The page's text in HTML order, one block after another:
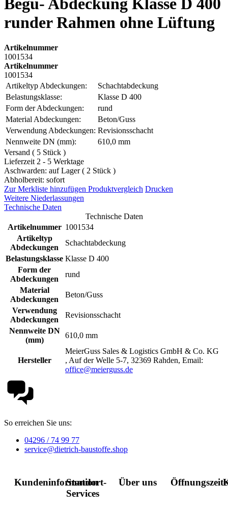
Begu- Abdeckung Klasse D 400
runder Rahmen ohne Lüftung
Artikelnummer
1001534
Artikelnummer
1001534
Artikeltyp Abdeckungen:
Schachtabdeckung
Belastungsklasse:
Klasse D 400
Form der Abdeckungen:
rund
Material Abdeckungen:
Beton/Guss
Verwendung Abdeckungen: Revisionsschacht
Nennweite DN (mm):
610,0 mm
Versand ( 5 Stück )
Lieferzeit 2 - 5 Werktage
Aschwarden: auf Lager ( 2 Stück )
Abholbereit: sofort
Zur Merkliste hinzufügen Produktvergleich Drucken
Weitere Niederlassungen
Technische Daten
Technische Daten
Artikelnummer 1001534
Artikeltyp
Abdeckungen
Schachtabdeckung
Belastungsklasse Klasse D 400
Form der
Abdeckungen
rund
Material
Abdeckungen
Beton/Guss
Verwendung
Abdeckungen
Revisionsschacht
Nennweite DN
(mm)
610,0 mm
Hersteller
MeierGuss Sales & Logistics GmbH & Co. KG
, Auf der Welle 5-7, 32369 Rahden, Email:
office@meierguss.de
So erreichen Sie uns:
04296 / 74 99 77
service@dietrich-baustoffe.shop
Kundeninformation
Standort-
Services
Über uns